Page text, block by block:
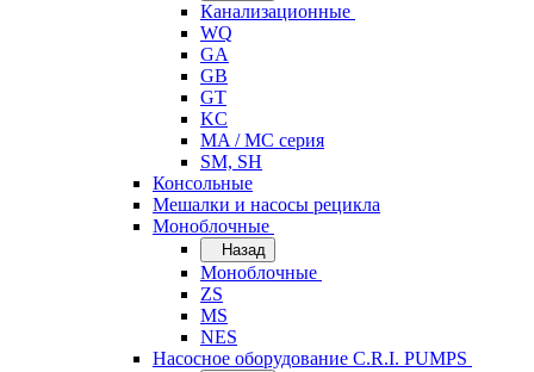
Канализационные
WQ
GA
GB
GT
KC
MA / MC серия
SM, SH
Консольные
Мешалки и насосы рецикла
Моноблочные
Назад
Моноблочные
ZS
MS
NES
Насосное оборудование C.R.I. PUMPS